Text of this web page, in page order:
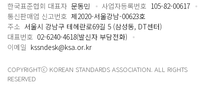
한국표준협회 대표자 문동민 사업자등록번호 105-82-00617
통신판매업 신고번호 제2020-서울강남-00623호
주소 서울시 강남구 테헤란로69길 5 (삼성동, DT센터)
대표번호 02-6240-4618(발신자 부담전화)
이메일 kssndesk@ksa.or.kr
COPYRIGHTⓒ KOREAN STANDARDS ASSOCIATION. ALL RIGHTS
RESERVED